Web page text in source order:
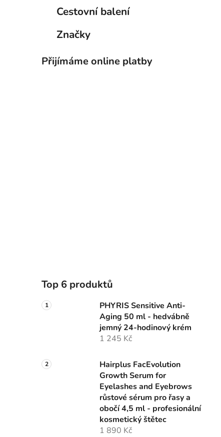
Cestovní balení
Značky
Přijímáme online platby
Top 6 produktů
PHYRIS Sensitive Anti-
Aging 50 ml - hedvábně
jemný 24-hodinový krém
1 245 Kč
Hairplus FacEvolution
Growth Serum for
Eyelashes and Eyebrows
růstové sérum pro řasy a
obočí 4,5 ml - profesionální
kosmetický štětec
1 890 Kč